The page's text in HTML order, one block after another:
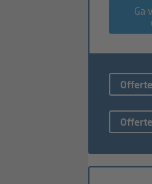
Ga